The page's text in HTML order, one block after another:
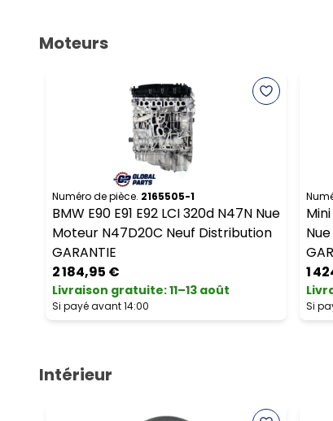
Moteurs
Numéro de pièce. 2165505-1
BMW E90 E91 E92 LCI 320d N47N Nue
Moteur N47D20C Neuf Distribution
GARANTIE
2 184,95 €
Livraison gratuite:11–13 août
Si payé avant 14:00
1
Si
Intérieur